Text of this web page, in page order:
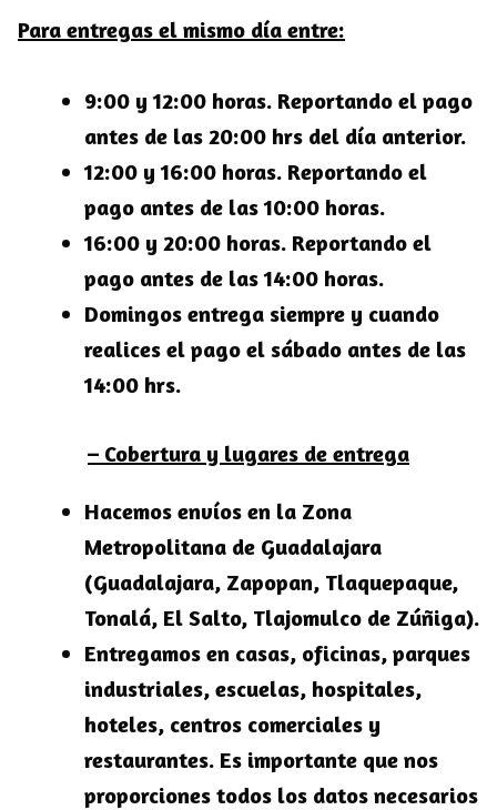
Para entregas el mismo día entre:
9:00 y 12:00 horas. Reportando el pago
antes de las 20:00 hrs del día anterior.
12:00 y 16:00 horas. Reportando el
pago antes de las 10:00 horas.
16:00 y 20:00 horas. Reportando el
pago antes de las 14:00 horas.
Domingos entrega siempre y cuando
realices el pago el sábado antes de las
14:00 hrs.
– Cobertura y lugares de entrega
Hacemos envíos en la Zona
Metropolitana de Guadalajara
(Guadalajara, Zapopan, Tlaquepaque,
Tonalá, El Salto, Tlajomulco de Zúñiga).
Entregamos en casas, oficinas, parques
industriales, escuelas, hospitales,
hoteles, centros comerciales y
restaurantes. Es importante que nos
proporciones todos los datos necesarios